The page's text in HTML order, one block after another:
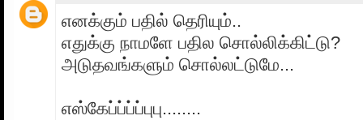
எனக்கும் பதில் தெரியும்..
எதுக்கு நாமளே பதில சொல்லிக்கிட்டு?
அடுதவங்களும் சொல்லட்டுமே...
எஸ்கேப்ப்ப்ப்புபு........